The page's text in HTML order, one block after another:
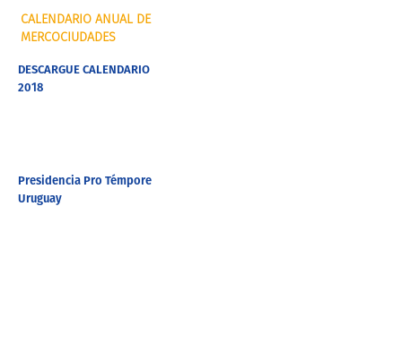
CALENDARIO ANUAL DE
MERCOCIUDADES
DESCARGUE CALENDARIO
2018
Presidencia Pro Témpore
Uruguay